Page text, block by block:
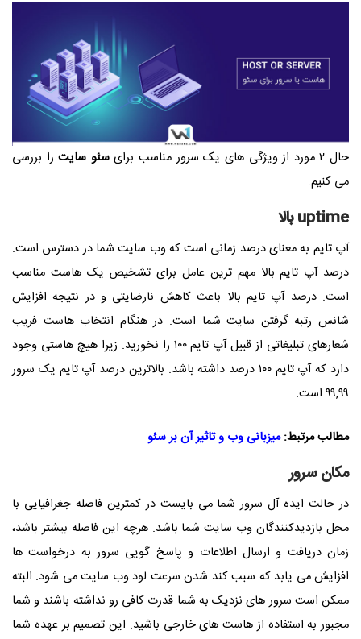
حال ۲ مورد از ویژگی های یک سرور مناسب برای سئو سایترا بررسی
می کنیم.
uptime بالا
آپ تایم به معنای درصد زمانی است که وب سایت شما در دسترس است.
درصد آپ تایم بالا مهم ترین عامل برای تشخیص یک هاست مناسب
است. درصد آپ تایم بالا باعث کاهش نارضایتی و در نتیجه افزایش
شانس رتبه گرفتن سایت شما است. در هنگام انتخاب هاست فریب
شعارهای تبلیغاتی از قبیل آپ تایم ۱۰۰ را نخورید. زیرا هیچ هاستی وجود
دارد که آپ تایم ۱۰۰ درصد داشته باشد. بالاترین درصد آپ تایم یک سرور
۹۹,۹۹ است.
مطالب مرتبط:میزبانی وب و تاثیر آن بر سئو
مکان سرور
در حالت ایده آل سرور شما می بایست در کمترین فاصله جغرافیایی با
محل بازدیدکنندگان وب سایت شما باشد. هرچه این فاصله بیشتر باشد،
زمان دریافت و ارسال اطلاعات و پاسخ گویی سرور به درخواست ها
افزایش می یابد که سبب کند شدن سرعت لود وب سایت می شود. البته
ممکن است سرور های نزدیک به شما قدرت کافی رو نداشته باشند و شما
مجبور به استفاده از هاست های خارجی باشید. این تصمیم بر عهده شما